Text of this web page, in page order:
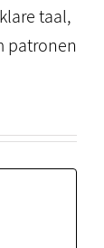
taal,
patronen